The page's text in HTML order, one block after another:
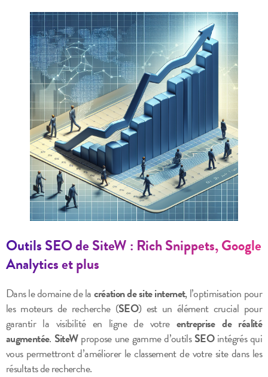
Outils SEO de SiteW : Rich Snippets, Google
Analytics et plus
Dans le domaine de lacréation de site internet, l’optimisation pour
les moteurs de recherche (SEO) est un élément crucial pour
garantir la visibilité en ligne de votreentreprise de réalité
augmentée. SiteWpropose une gamme d’outilsSEOintégrés qui
vous permettront d’améliorer le classement de votre site dans les
résultats de recherche.